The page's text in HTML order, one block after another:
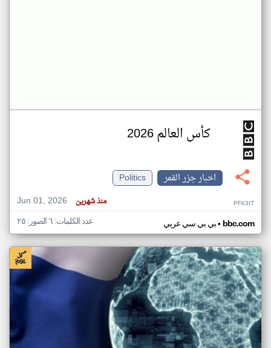
كأس العالم 2026
اخبار جزر القمر
Politics
Jun 01, 2026
منذ شهرين PF63IT
بي بي سي عربي• bbc.com عدد الكلمات: ٦ الصور: ٢٥